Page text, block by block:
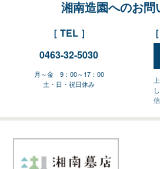
湘南造園へのお問
［ TEL ］
0463-32-5030
月～金 9：00～17：00
土・日・祝日休み